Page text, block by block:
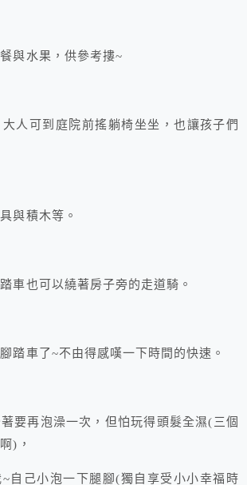
與水果，供參考摟~
人可到庭院前搖躺椅坐坐，也讓孩子們
與積木等。
車也可以繞著房子旁的走道騎。
踏車了~不由得感嘆一下時間的快速。
要再泡澡一次，但怕玩得頭髮全濕(三個
)，
自己小泡一下腿腳(獨自享受小小幸福時